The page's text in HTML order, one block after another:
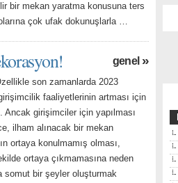
bir mekan yaratma konusuna ters
çok ufak dokunuşlarla …
genel»
son zamanlarda 2023
faaliyetlerinin artması için
girişimciler için yapılması
ilham alınacak bir mekan
ortaya konulmamış olması,
ortaya çıkmamasına neden
somut bir şeyler oluşturmak